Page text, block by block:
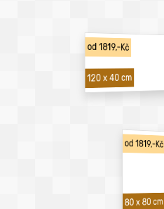
od 1819,-Kč
120 x 40 cm
od 1819,-Kč
80 x 80 cm